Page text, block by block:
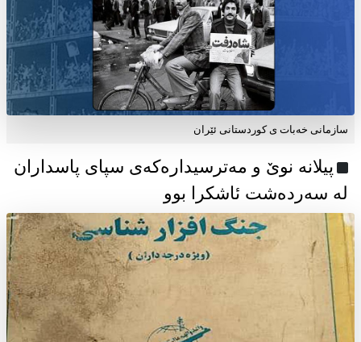
سازمانی خەبات ی كوردستانی ئێران
پیلانە نوێ و مەترسیدارەکەی سپای پاسداران
لە سەردەشت ئاشکرا بوو